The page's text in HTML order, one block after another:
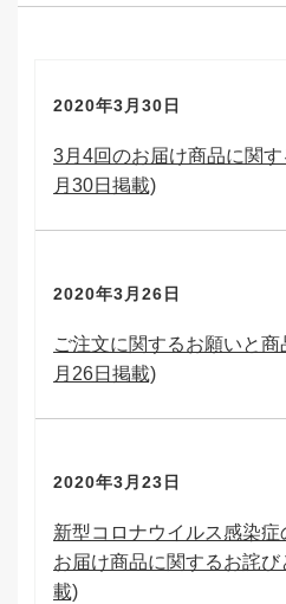
2020年3月30日
3月4回のお届け商品に関
月30日掲載)
2020年3月26日
ご注文に関するお願いと
月26日掲載)
2020年3月23日
新型コロナウイルス感染
お届け商品に関するお詫
載)